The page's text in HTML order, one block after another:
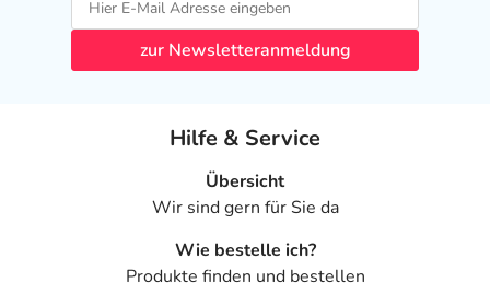
zur Newsletteranmeldung
Hilfe & Service
Übersicht
Wir sind gern für Sie da
Wie bestelle ich?
Produkte finden und bestellen